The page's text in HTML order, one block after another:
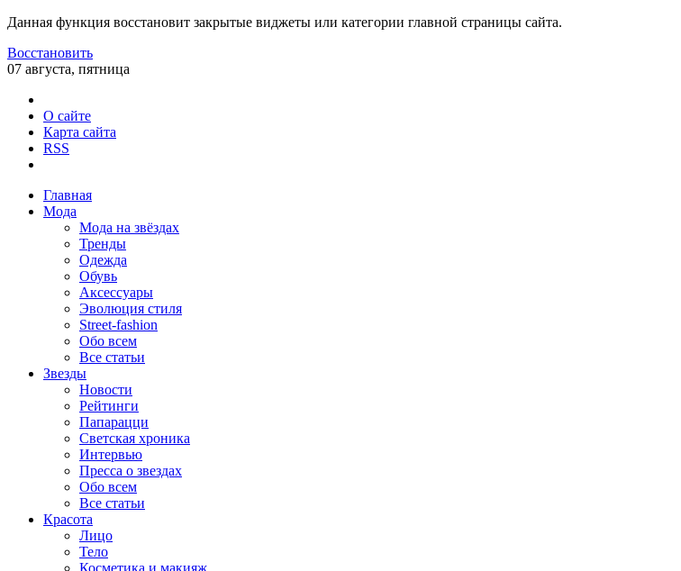
Данная функция восстановит закрытые виджеты или категории главной страницы сайта.
Восстановить
07 августа, пятница
О сайте
Карта сайта
RSS
Главная
Мода
Мода на звёздах
Тренды
Одежда
Обувь
Аксессуары
Эволюция стиля
Street-fashion
Обо всем
Все статьи
Звезды
Новости
Рейтинги
Папарацци
Светская хроника
Интервью
Пресса о звездах
Обо всем
Все статьи
Красота
Лицо
Тело
Косметика и макияж